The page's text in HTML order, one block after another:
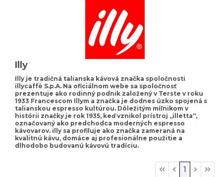
Illy
Illy je tradičná talianska kávová značka spoločnosti
illycaffè S.p.A. Na oficiálnom webe sa spoločnosť
prezentuje ako rodinný podnik založený v Terste v roku
1933 Francescom Illym a značka je dodnes úzko spojená s
talianskou espresso kultúrou. Dôležitým míľnikom v
histórii značky je rok 1935, keď vznikol prístroj „illetta“,
označovaný ako predchodca moderných espresso
kávovarov. illy sa profiluje ako značka zameraná na
kvalitnú kávu, domáce aj profesionálne použitie a
dlhodobo budovanú kávovú tradíciu.
1